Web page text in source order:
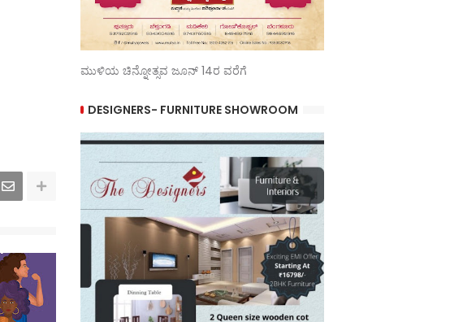
ಮುಳಿಯ ಚಿನ್ನೋತ್ಸವ ಜೂನ್ 14ರ ವರೆಗೆ
DESIGNERS- FURNITURE SHOWROOM